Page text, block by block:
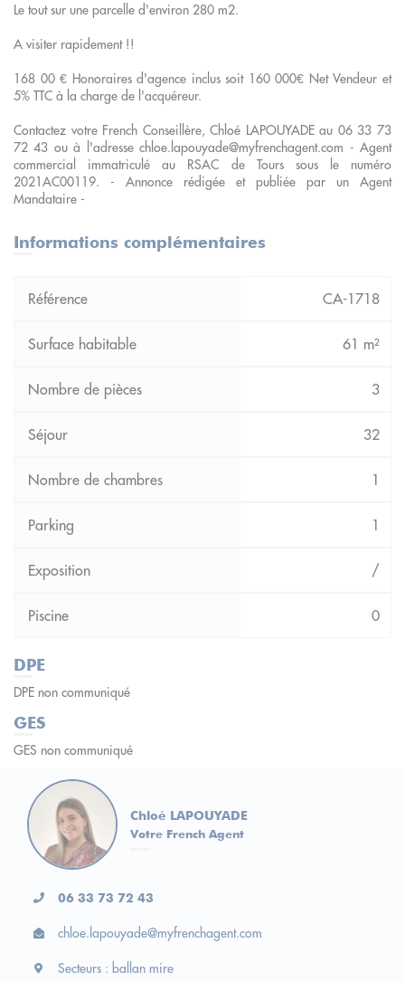
Le tout sur une parcelle d'environ 280 m2.
A visiter rapidement !!
168 00 € Honoraires d'agence inclus soit 160 000€ Net Vendeur et
5% TTC à la charge de l'acquéreur.
Contactez votre French Conseillère, Chloé LAPOUYADE au 06 33 73
72 43 ou à l'adresse chloe.lapouyade@myfrenchagent.com - Agent
commercial immatriculé au RSAC de Tours sous le numéro
2021AC00119. - Annonce rédigée et publiée par un Agent
Mandataire -
Informations complémentaires
CA-1718
61 m²
3
32
1
1
/
0
DPE
DPE non communiqué
GES
GES non communiqué
Chloé LAPOUYADE
Votre French Agent
06 33 73 72 43
chloe.lapouyade@myfrenchagent.com
Secteurs : ballan mire